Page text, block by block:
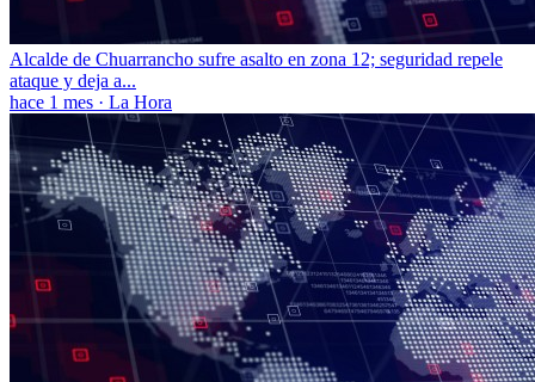
Alcalde de Chuarrancho sufre asalto en zona 12; seguridad repele
ataque y deja a...
hace 1 mes · La Hora